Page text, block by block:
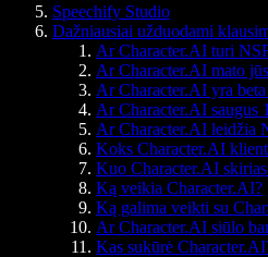
Speechify Studio
Dažniausiai užduodami
Ar Character.AI turi
Ar Character.AI mato
Ar Character.AI yra
Ar Character.AI saugus
Ar Character.AI leidžia
Koks Character.AI
Kuo Character.AI
Ką veikia Character.AI?
Ką galima veikti su
Ar Character.AI siūlo
Kas sukūrė